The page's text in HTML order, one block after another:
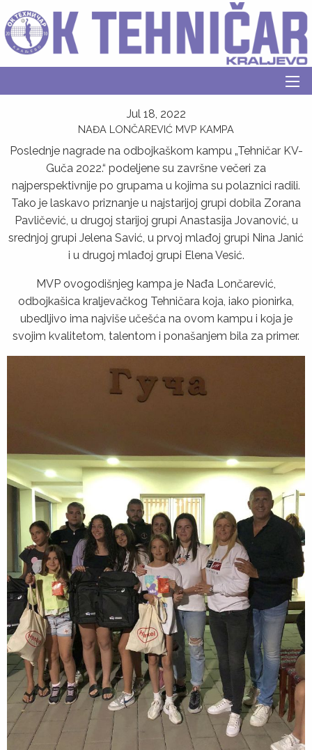
Jul 18, 2022
NAĐA LONČAREVIĆ MVP KAMPA
Poslednje nagrade na odbojkaškom kampu „Tehničar KV-
Guča 2022.“ podeljene su završne večeri za
najperspektivnije po grupama u kojima su polaznici radili.
Tako je laskavo priznanje u najstarijoj grupi dobila Zorana
Pavličević, u drugoj starijoj grupi Anastasija Jovanović, u
srednjoj grupi Jelena Savić, u prvoj mlađoj grupi Nina Janić
i u drugoj mlađoj grupi Elena Vesić.
MVP ovogodišnjeg kampa je Nađa Lončarević,
odbojkašica kraljevačkog Tehničara koja, iako pionirka,
ubedljivo ima najviše učešća na ovom kampu i koja je
svojim kvalitetom, talentom i ponašanjem bila za primer.